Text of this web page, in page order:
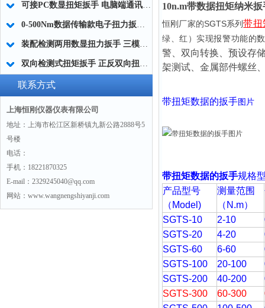
可接PC数显扭矩扳手 电脑端通讯力矩扳手 数据上传电脑电子扭力扳手厂家
0-500Nm数据传输款电子扭力扳手,信号输出追溯扭矩值的扭矩扳手
装配检测两用数显扭力扳手 三模式切换扭矩扳手 工业紧固测量力矩扳手品牌
双向检测式扭矩扳手 正反双向扭力测试检测扳手 正旋反旋力矩扳手厂家
联系方式
上海恒刚仪器仪表有限公司
地址：上海市松江区新桥镇九新公路2888号5
号楼
电话：
手机：18221870325
E-mail：2329245040@qq.com
网站：www.wangnengshiyanji.com
10n.m带数据扭矩纳米
恒刚厂家的SGTS系列带扭
绿、红）实现报警功能的
警、双向转换、预设存
架测试、金属部件螺丝
带扭矩数据的扳手图片
带扭矩数据的扳手规格
产品型号
（Model)
测量范围
（N.m）
SGTS-10
2-10
SGTS-20
4-20
SGTS-60
6-60
SGTS-100
20-100
SGTS-200
40-200
SGTS-300
60-300